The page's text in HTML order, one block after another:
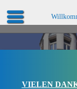
VIELEN DANK,